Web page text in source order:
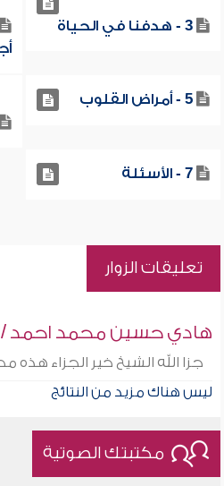
3 - هدفنا في الحياة
5 - أمراض القلوب
7 - الأسئلة
تعليقات الزوار
هادي حسين محمد احمد /
جزا الله الشيخ خير الجزاء هذه
ليس هناك مزيد من النتائج
مكتبتك الصوتية